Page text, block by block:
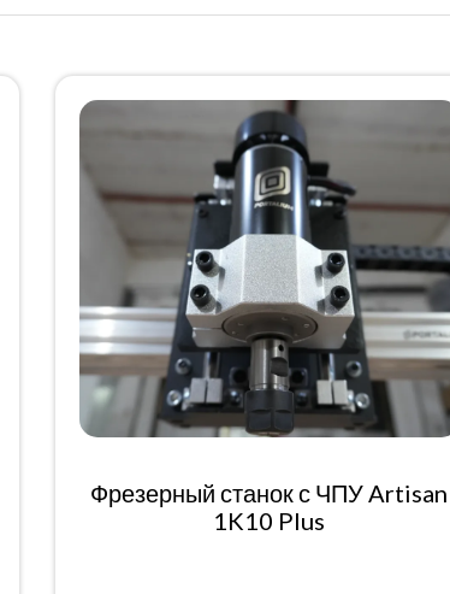
Фрезерный станок с ЧПУ Artisan
1K10 Plus